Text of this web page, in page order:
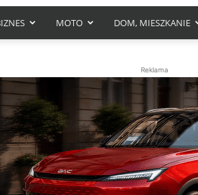
MOTO DOM, MIESZKANIE
Reklama